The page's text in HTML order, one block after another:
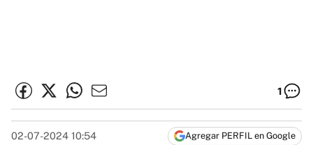
1
02-07-2024 10:54 Agregar PERFIL en Google